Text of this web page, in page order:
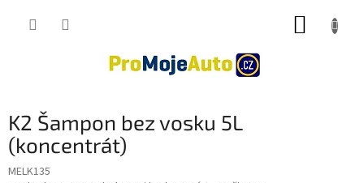
K2 Šampon bez vosku 5L
(koncentrát)
MELK135